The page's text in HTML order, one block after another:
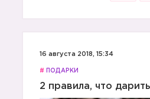
16 августа 2018, 15:34
# ПОДАРКИ
2 правила, что